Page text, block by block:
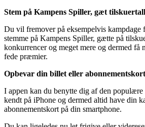
Stem på Kampens Spiller, gæt
Du vil fremover på eksempelvis kampdage
stemme på Kampens Spiller, gætte på
konkurrencer og meget mere og dermed få
fede præmier.
Opbevar din billet eller
I appen kan du benytte dig af den
kendt på iPhone og dermed altid have din
abonnementskort på din smartphone.